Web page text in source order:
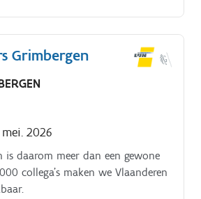
Grimbergen
2026
is daarom meer dan een gewone
collega’s maken we Vlaanderen